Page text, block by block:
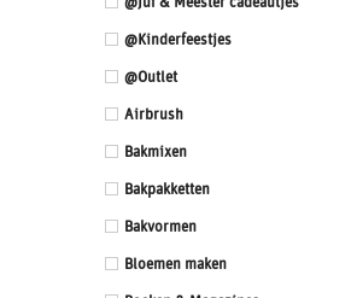
@Kinderfeestjes
@Outlet
Airbrush
Bakmixen
Bakpakketten
Bakvormen
Bloemen maken